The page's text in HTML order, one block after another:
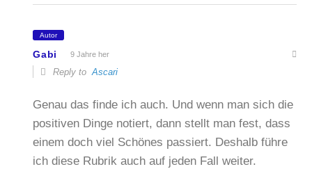
Autor
Gabi 9 Jahre her
Reply toAscari
Genau das finde ich auch. Und wenn man sich die
positiven Dinge notiert, dann stellt man fest, dass
einem doch viel Schönes passiert. Deshalb führe
ich diese Rubrik auch auf jeden Fall weiter.